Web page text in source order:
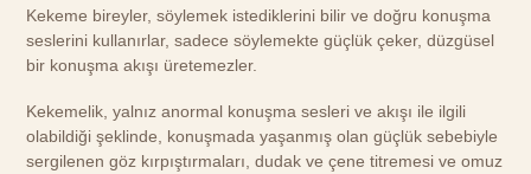
Kekeme bireyler, söylemek istediklerini bilir ve doğru konuşma
seslerini kullanırlar, sadece söylemekte güçlük çeker, düzgüsel
bir konuşma akışı üretemezler.
Kekemelik, yalnız anormal konuşma sesleri ve akışı ile ilgili
olabildiği şeklinde, konuşmada yaşanmış olan güçlük sebebiyle
sergilenen göz kırpıştırmaları, dudak ve çene titremesi ve omuz